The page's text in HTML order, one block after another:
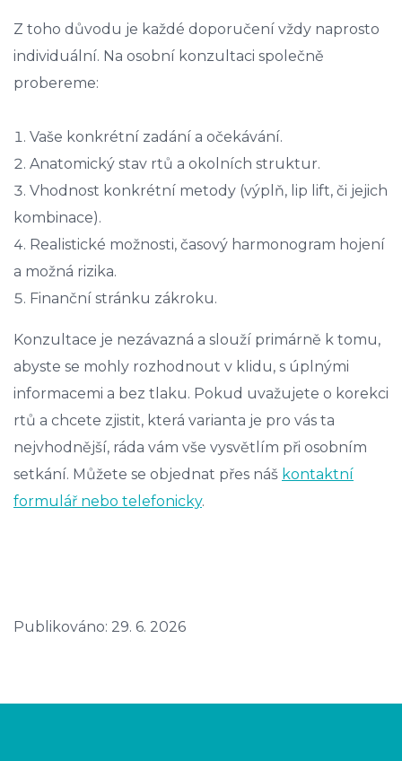
Z toho důvodu je každé doporučení vždy naprosto
individuální. Na osobní konzultaci společně
probereme:
Vaše konkrétní zadání a očekávání.
Anatomický stav rtů a okolních struktur.
Vhodnost konkrétní metody (výplň, lip lift, či jejich
kombinace).
Realistické možnosti, časový harmonogram hojení
a možná rizika.
Finanční stránku zákroku.
Konzultace je nezávazná a slouží primárně k tomu,
abyste se mohly rozhodnout v klidu, s úplnými
informacemi a bez tlaku. Pokud uvažujete o korekci
rtů a chcete zjistit, která varianta je pro vás ta
nejvhodnější, ráda vám vše vysvětlím při osobním
setkání. Můžete se objednat přes náš kontaktní
formulář nebo telefonicky.
Publikováno: 29. 6. 2026